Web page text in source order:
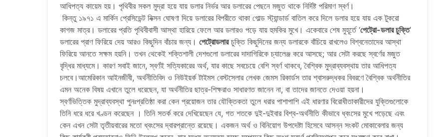
আধিপত্য কায়েম হয়। পৃথিবীর সকল মুদ্রা হয়ে যায় ডলার নির্ভর আর ডলারের পেছনে মজুত থাকে নির্দিষ্ট পরিমাণ স্বর্ণ।
কিন্তু ১৯৭১ এ মার্কিন প্রেসিডেন্ট নিক্সন ঘোষণা দিয়ে ডলারের বিপরীতে থাকা গোল্ড স্ট্যান্ডার্ড বাতিল করে দিলে ডলার হয়ে যায় এক টুকরো
কাগজ মাত্র। ডলারের প্রতি পৃথিবীবাসী আস্থা হারিয়ে ফেলে আর ডলারও পড়ে যায় হুমকির মুখে। একেবারে শেষ মুহূর্তে ‘পেট্রো-ডলার চুক্তি’
ডলারের প্রাণ ফিরিয়ে দেয় আরও কিছুদিন বাঁচার জন্য। পেট্রোডলারচুক্তি কিছুদিনের জন্য ডলারকে বাঁচিয়ে রাখলেও বিশ্বনেতাদের আস্থা
ফিরিয়ে আনতে সক্ষম হয়নি। তখন থেকেই শক্তিশালী দেশগুলো ডলারের দাদাগিরিকে চ্যালেঞ্জ করে আসছে; আর সেটা করছে স্বর্ণের মজুত
বৃদ্ধির মাধ্যমে। কারণ সবাই জানে, স্বর্ণই সত্যিকারের অর্থ, যার কাছে সবচেয়ে বেশি স্বর্ণ থাকবে, বৈশ্বিক মুদ্রাব্যবস্থায় তার আধিপত্য
চলবে।আমেরিকান আইনজীবী, অর্থনীতিবিদ ও নিউইয়র্ক টাইমস বেস্টসেলার লেখক জেমস রিকার্ডস তার শ্বাসরুদ্ধকর বিবরণে বৈশ্বিক অর্থনীতির
এমন অনেক বিষয় এখানে তুলে ধরেছেন, যা অর্থনীতির ছাত্র-শিক্ষরাও সাধারণত জানেন না, বা তাদের জানতে দেওয়া হয়না।
স্বর্ণভিত্তিক মুদ্রাব্যবস্থা পুনঃপ্রতিষ্ঠা করা কেন প্রয়োজন তার যৌক্তিকতা তুলে ধরার পাশাপাশি এই ধারণার বিরোধীতাকারীদের যুক্তিগুলোকে
তিনি ধরে ধরে খণ্ডন করেছেন । তিনি সতর্ক করে দেখিয়েছেন যে, গত শতকে দুই-দুইবার বিশ্ব-অর্থনীতি কীভাবে ধ্বংসের মুখে পড়েছে এবং
কেন এখন সেটা তৃতীয়বারের মতো ধ্বংসের দ্বারপ্রান্তে রয়েছে। একজন অর্থ ও বিনিয়োগ উপদেষ্টা হিসেবে আসন্ন সংকট মোকাবেলার জন্য